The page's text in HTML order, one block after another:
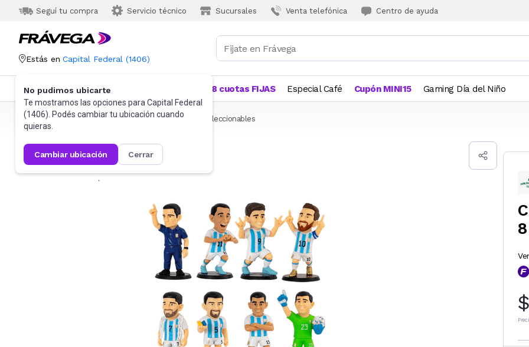
Seguí tu compra Servicio técnico Sucursales Venta telefónica Centro de ayuda
Estás en Capital Federal (1406)
No pudimos ubicarte
Te mostramos las opciones para Capital Federal
(1406). Podés cambiar tu ubicación cuando
quieras.
cambiar ubicación cerrar
Categorías Más Vendidos 18 cuotas FIJAS Especial Café Cupón MINI15 Gaming Día del Niño
Frávega Juguetes y Juegos Figuras de acción y coleccionables